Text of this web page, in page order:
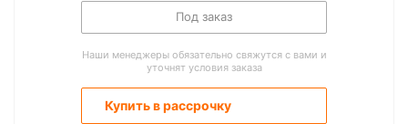
Под заказ
Наши менеджеры обязательно свяжутся с вами и
уточнят условия заказа
Купить в рассрочку